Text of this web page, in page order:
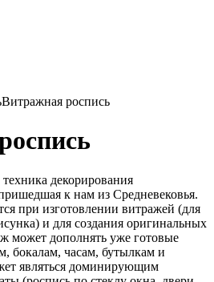
Витражная роспись
декорирования
к нам из Средневековья.
при изготовлении витражей (для
и для создания оригинальных
может дополнять уже готовые
бокалам, часам, бутылкам и
являться доминирующим